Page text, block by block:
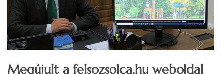
Megújult a felsozsolca.hu weboldal